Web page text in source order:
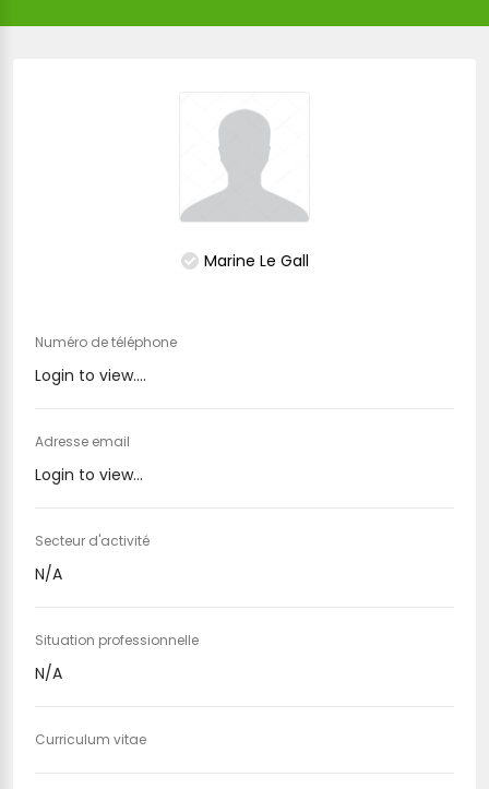
Marine Le Gall
Numéro de téléphone
Login to view....
Adresse email
Login to view...
Secteur d'activité
N/A
Situation professionnelle
N/A
Curriculum vitae